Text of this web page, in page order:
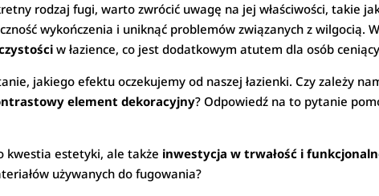
rodzaj fugi, warto zwrócić uwagę na jej właściwości, takie
wykończenia i uniknąć problemów związanych z wilgocią.
w łazience, co jest dodatkowym atutem dla osób
jakiego efektu oczekujemy od naszej łazienki. Czy zależy
element dekoracyjny? Odpowiedź na to pytanie
kwestia estetyki, ale także inwestycja w trwałość i
używanych do fugowania?